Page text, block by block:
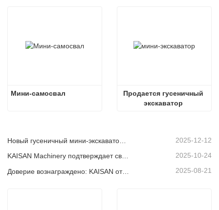
Мини-самосвал
Продается гусеничный
экскаватор
2025-12-12
KAISAN Machinery подтверждает свою поддержку в глобальном масштабе с помощью проактивной технической миссии 2025-10-24
Доверие вознаграждено: KAISAN отправляет повторный заказ на 20 экскаваторов своему давнему португальскому партнеру 2025-08-21